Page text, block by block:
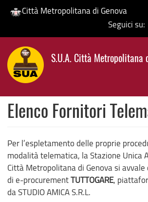
Salta
contenuto
principale
Città Metropolitana di Genova
Seguici su:
S.U.A. Città Metropolitana
Elenco Fornitori
Per l’espletamento delle proprie
modalità telematica, la Stazione Unica
Città Metropolitana di Genova si
di e-procurementTUTTOGARE,
da STUDIO AMICA S.R.L.